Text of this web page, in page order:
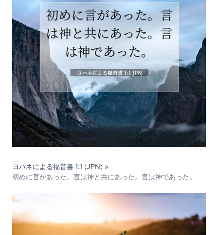
ヨハネによる福音書 1:1 (JPN) »
初めに言があった。言は神と共にあった。言は神であった。